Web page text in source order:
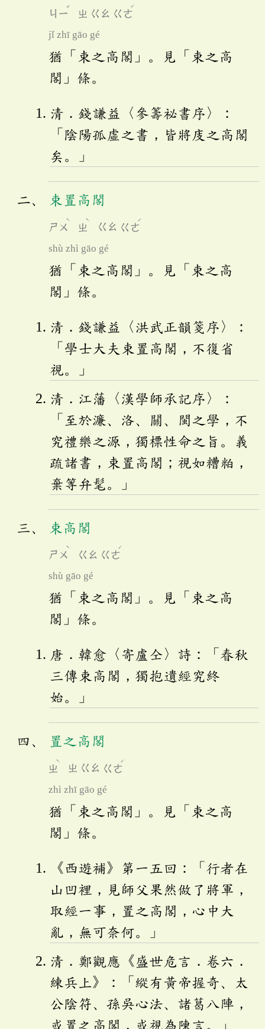
ㄐㄧ
ˇ
ㄓ ㄍㄠ ㄍㄜ
ˊ
jǐ zhī gāo gé
猶「束之高閣」。見「束之高
閣」條。
清．錢謙益〈參籌祕書序〉：
「陰陽孤虛之書，皆將庋之高閣
矣。」
束置高閣
ㄕㄨ
ˋ
ㄓ
ˋ
ㄍㄠ ㄍㄜ
ˊ
shù zhì gāo gé
猶「束之高閣」。見「束之高
閣」條。
清．錢謙益〈洪武正韻箋序〉：
「學士大夫束置高閣，不復省
視。」
清．江藩〈漢學師承記序〉：
「至於濂、洛、關、閩之學，不
究禮樂之源，獨標性命之旨。義
疏諸書，束置高閣；視如糟粕，
棄等弁髦。」
束高閣
ㄕㄨ
ˋ
ㄍㄠ ㄍㄜ
ˊ
shù gāo gé
猶「束之高閣」。見「束之高
閣」條。
唐．韓愈〈寄盧仝〉詩：「春秋
三傳束高閣，獨抱遺經究終
始。」
置之高閣
ㄓ
ˋ
ㄓ ㄍㄠ ㄍㄜ
ˊ
zhì zhī gāo gé
猶「束之高閣」。見「束之高
閣」條。
《西遊補》第一五回：「行者在
山凹裡，見師父果然做了將軍，
取經一事，置之高閣，心中大
亂，無可奈何。」
清．鄭觀應《盛世危言．卷六．
練兵上》：「縱有黃帝握奇、太
公陰符、孫吳心法、諸葛八陣，
或置之高閣，或視為陳言。」